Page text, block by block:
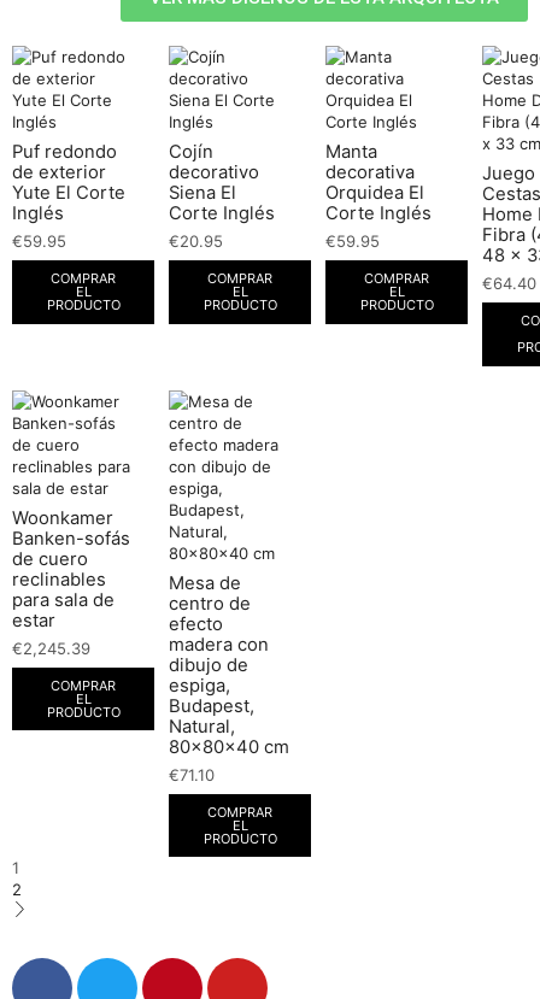
Puf redondo
de exterior
Yute El Corte
Inglés
€59.95
COMPRAR
EL
PRODUCTO
Cojín
decorativo
Siena El
Corte Inglés
€20.95
COMPRAR
EL
PRODUCTO
Manta
decorativa
Orquidea El
Corte Inglés
€59.95
COMPRAR
EL
PRODUCTO
Juego
Home
Fibra
48 x
€64.40
Woonkamer
Banken-sofás
de cuero
reclinables
para sala de
estar
€2,245.39
COMPRAR
EL
PRODUCTO
Mesa de
centro de
efecto
madera con
dibujo de
espiga,
Budapest,
Natural,
80x80x40 cm
€71.10
COMPRAR
EL
PRODUCTO
1
2